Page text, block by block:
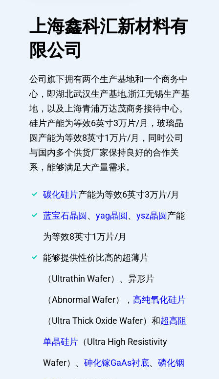
上海鑫科汇新材料有
限公司
公司旗下拥有两个生产基地和一个商务中
心，即湖北武汉生产基地,浙江无锡生产基
地，以及上海青浦万达茂商务接待中心。
硅片产能为等效6英寸3万片/月，玻璃晶
圆产能为等效8英寸1万片/月，同时公司
与国内多个供货厂家保持良好的合作关
系，能够满足大产量需求。
碳化硅片产能为等效6英寸3万片/月
蓝宝石晶圆 、 yag晶圆 、 ysz晶圆 产能
为等效8英寸1万片/月
能够提供性价比高的超薄片
（Ultrathin Wafer）、异形片
（Abnormal Wafer）， 高纯氧化硅片
（Ultra Thick Oxide Wafer）和超高阻
单晶硅片 （Ultra High Resistivity
Wafer）、 砷化镓GaAs衬底、 磷化铟